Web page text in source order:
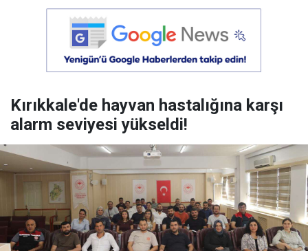
Kırıkkale'de hayvan hastalığına karşı
alarm seviyesi yükseldi!